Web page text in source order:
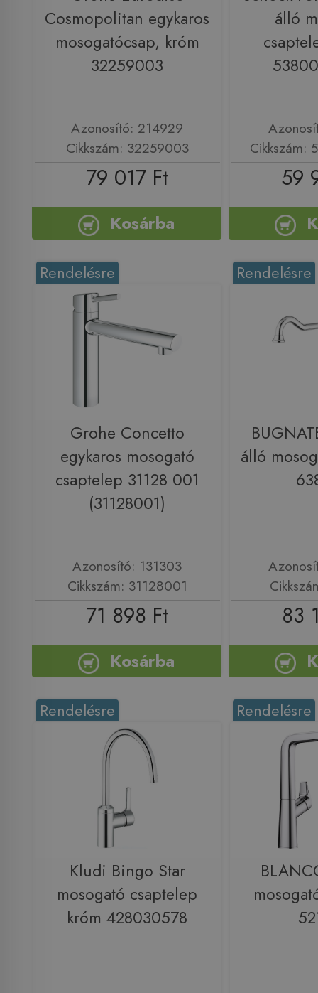
Cosmopolitan egykaros
mosogatócsap, króm
32259003
Azonosító: 214929
Cikkszám: 32259003
79 017 Ft
Kosárba
álló
Cikkszám:
59
Rendelésre
Grohe Concetto
egykaros mosogató
csaptelep 31128 001
(31128001)
Azonosító: 131303
Cikkszám: 31128001
71 898 Ft
Kosárba
Rendelésre
álló
83
Rendelésre
Kludi Bingo Star
mosogató csaptelep
króm 428030578
Rendelésre